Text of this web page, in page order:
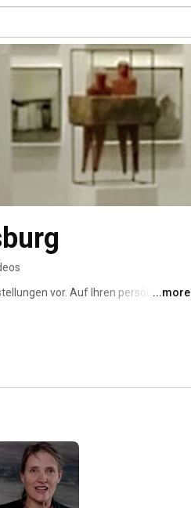
vor. Auf Ihren persönlichen
...more